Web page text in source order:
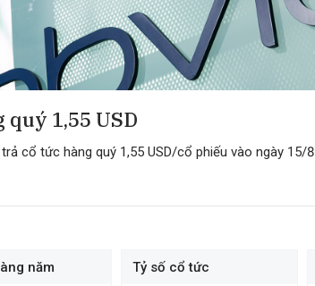
1,55 USD
cổ tức hàng quý 1,55 USD/cổ phiếu vào ngày 15/8
năm Tỷ số cổ tức